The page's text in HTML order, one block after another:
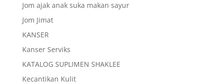
Jom ajak anak suka makan sayur
Jom Jimat
KANSER
Kanser Serviks
KATALOG SUPLIMEN SHAKLEE
Kecantikan Kulit